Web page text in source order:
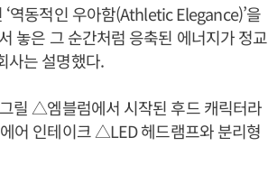
역동적인 우아함(Athletic Elegance)’을
놓은 그 순간처럼 응축된 에너지가 정교
사는 설명했다.
릴 △엠블럼에서 시작된 후드 캐릭터라
어 인테이크 △LED 헤드램프와 분리형